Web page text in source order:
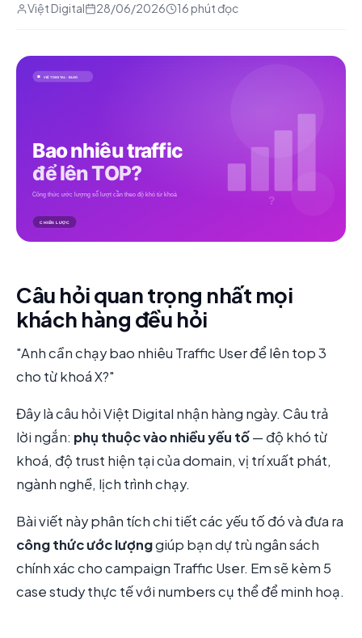
Việt Digital 28/06/2026 16 phút đọc
Câu hỏi quan trọng nhất mọi
khách hàng đều hỏi
"Anh cần chạy bao nhiêu Traffic User để lên top 3
cho từ khoá X?"
Đây là câu hỏi Việt Digital nhận hàng ngày. Câu trả
lời ngắn: phụ thuộc vào nhiều yếu tố— độ khó từ
khoá, độ trust hiện tại của domain, vị trí xuất phát,
ngành nghề, lịch trình chạy.
Bài viết này phân tích chi tiết các yếu tố đó và đưa ra
công thức ước lượnggiúp bạn dự trù ngân sách
chính xác cho campaign Traffic User. Em sẽ kèm 5
case study thực tế với numbers cụ thể để minh hoạ.